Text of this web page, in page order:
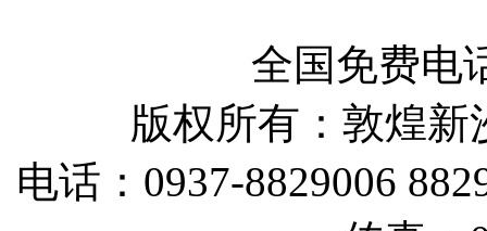
全国免费电
版权所有：敦煌
电话：0937-8829006